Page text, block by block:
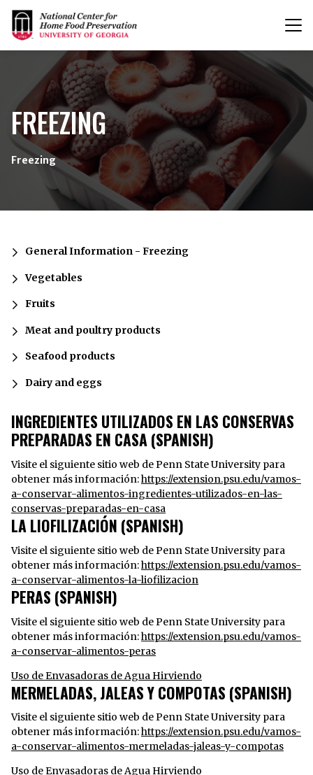
{/exp:channel:entires}
FREEZING
Freezing
General Information - Freezing
Vegetables
Fruits
Meat and poultry products
Seafood products
Dairy and eggs
INGREDIENTES UTILIZADOS EN LAS CONSERVAS
PREPARADAS EN CASA (SPANISH)
Visite el siguiente sitio web de Penn State University para
obtener más información:https://extension.psu.edu/vamos-
a-conservar-alimentos-ingredientes-utilizados-en-las-
conservas-preparadas-en-casa
LA LIOFILIZACIÓN (SPANISH)
Visite el siguiente sitio web de Penn State University para
obtener más información:https://extension.psu.edu/vamos-
a-conservar-alimentos-la-liofilizacion
PERAS (SPANISH)
Visite el siguiente sitio web de Penn State University para
obtener más información:https://extension.psu.edu/vamos-
a-conservar-alimentos-peras
Uso de Envasadoras de Agua Hirviendo
MERMELADAS, JALEAS Y COMPOTAS (SPANISH)
Visite el siguiente sitio web de Penn State University para
obtener más información:https://extension.psu.edu/vamos-
a-conservar-alimentos-mermeladas-jaleas-y-compotas
Uso de Envasadoras de Agua Hirviendo